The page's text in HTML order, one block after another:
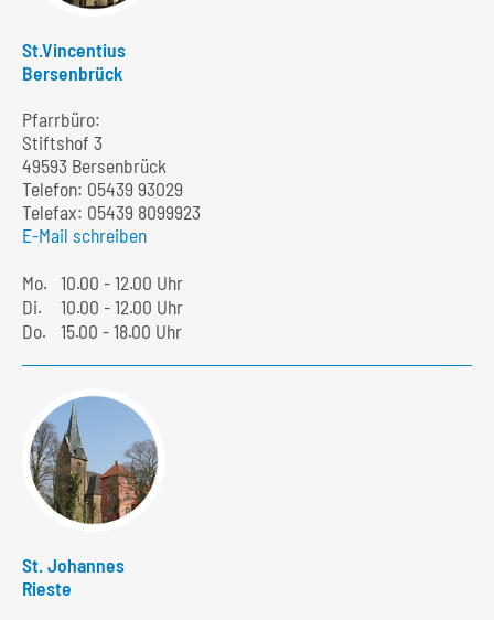
St.Vincentius
Bersenbrück
Pfarrbüro:
Stiftshof 3
49593 Bersenbrück
Telefon: 05439 93029
Telefax: 05439 8099923
E-Mail schreiben
Mo. 10.00 - 12.00 Uhr
Di.
10.00 - 12.00 Uhr
Do.
15.00 - 18.00 Uhr
St. Johannes
Rieste